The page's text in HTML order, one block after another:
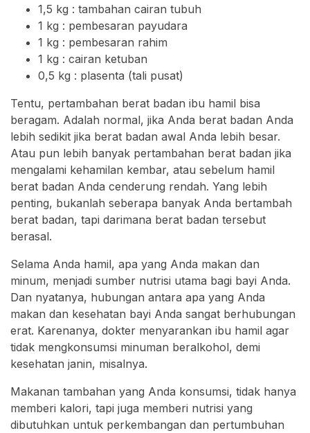
1,5 kg : tambahan cairan tubuh
1 kg : pembesaran payudara
1 kg : pembesaran rahim
1 kg : cairan ketuban
0,5 kg : plasenta (tali pusat)
Tentu, pertambahan berat badan ibu hamil bisa
beragam. Adalah normal, jika Anda berat badan Anda
lebih sedikit jika berat badan awal Anda lebih besar.
Atau pun lebih banyak pertambahan berat badan jika
mengalami kehamilan kembar, atau sebelum hamil
berat badan Anda cenderung rendah. Yang lebih
penting, bukanlah seberapa banyak Anda bertambah
berat badan, tapi darimana berat badan tersebut
berasal.
Selama Anda hamil, apa yang Anda makan dan
minum, menjadi sumber nutrisi utama bagi bayi Anda.
Dan nyatanya, hubungan antara apa yang Anda
makan dan kesehatan bayi Anda sangat berhubungan
erat. Karenanya, dokter menyarankan ibu hamil agar
tidak mengkonsumsi minuman beralkohol, demi
kesehatan janin, misalnya.
Makanan tambahan yang Anda konsumsi, tidak hanya
memberi kalori, tapi juga memberi nutrisi yang
dibutuhkan untuk perkembangan dan pertumbuhan